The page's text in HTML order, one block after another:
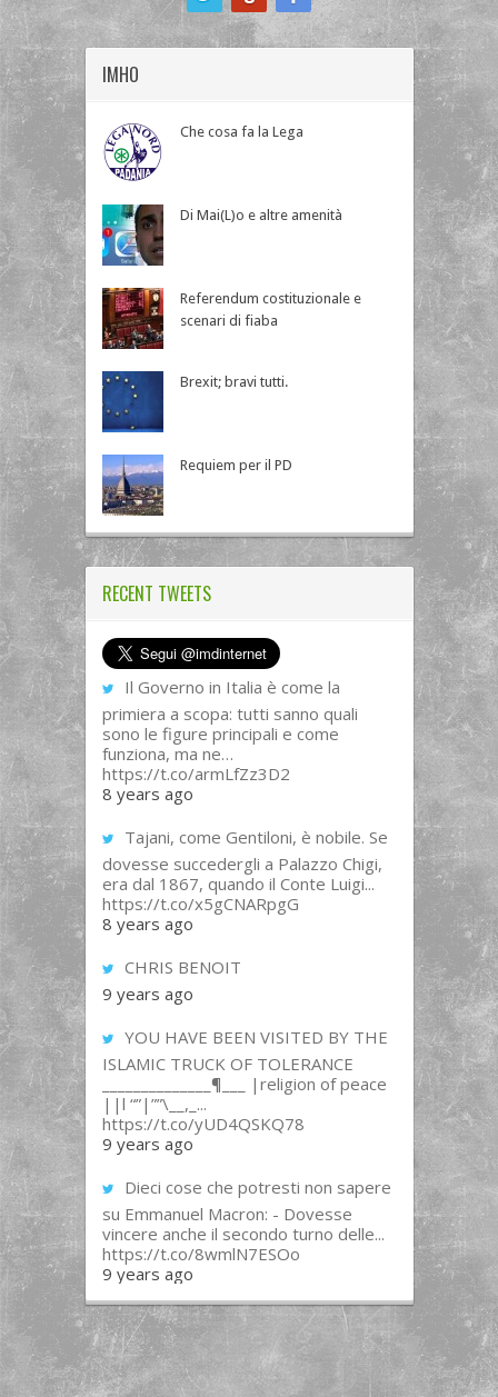
IMHO
Che cosa fa la Lega
Di Mai(L)o e altre amenità
Referendum costituzionale e
scenari di fiaba
Brexit; bravi tutti.
Requiem per il PD
RECENT TWEETS
Il Governo in Italia è come la
primiera a scopa: tutti sanno quali
sono le figure principali e come
funziona, ma ne…
https://t.co/armLfZz3D2
8 years ago
Tajani, come Gentiloni, è nobile. Se
dovesse succedergli a Palazzo Chigi,
era dal 1867, quando il Conte Luigi...
https://t.co/x5gCNARpgG
8 years ago
CHRIS BENOIT
9 years ago
YOU HAVE BEEN VISITED BY THE
ISLAMIC TRUCK OF TOLERANCE
______________¶___ |religion of peace
||l “”|””\__,_...
https://t.co/yUD4QSKQ78
9 years ago
Dieci cose che potresti non sapere
su Emmanuel Macron: - Dovesse
vincere anche il secondo turno delle...
https://t.co/8wmlN7ESOo
9 years ago